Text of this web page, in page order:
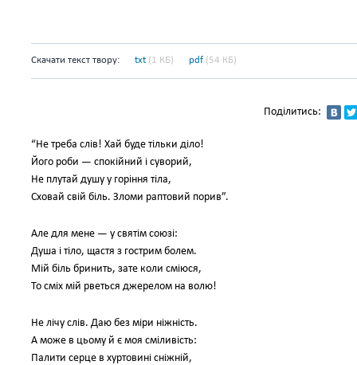
Скачати текст твору: txt (1 КБ) pdf (54 КБ)
Поділитись:
“Не треба слів! Хай буде тільки діло!
Його роби — спокійний і суворий,
Не плутай душу у горіння тіла,
Сховай свій біль. Зломи раптовий порив”.
Але для мене — у святім союзі:
Душа і тіло, щастя з гострим болем.
Мій біль бринить, зате коли сміюся,
То сміх мій рветься джерелом на волю!
Не лічу слів. Даю без міри ніжність.
А може в цьому й є моя сміливість:
Палити серце в хуртовині сніжній,